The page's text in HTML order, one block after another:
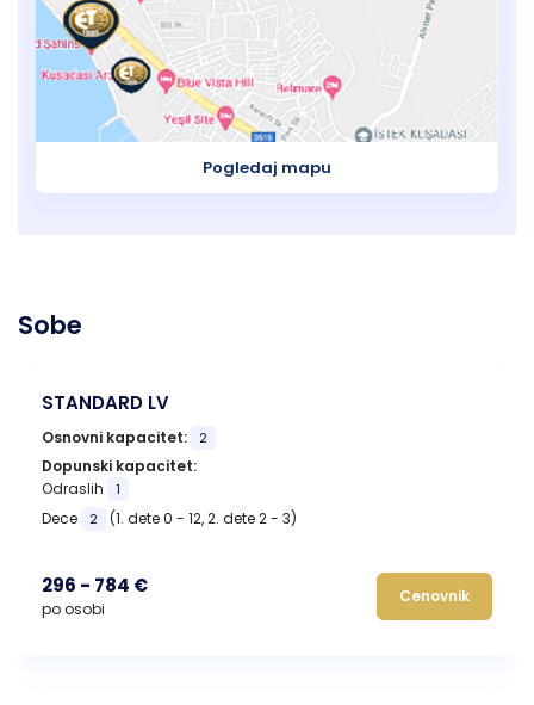
Pogledaj mapu
Sobe
STANDARD LV
Osnovni kapacitet: 2
Dopunski kapacitet:
Odraslih
1
Dece 2 (1. dete 0 - 12, 2. dete 2 - 3)
296 - 784 €
po osobi
Cenovnik